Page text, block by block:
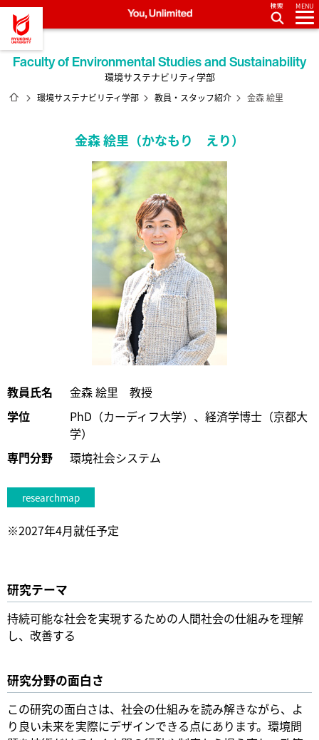
龍谷大学 You, Unlimited
MENU
Faculty of Environmental Studies and Sustainability
環境サステナビリティ学部
ホーム
環境サステナビリティ学部 教員・スタッフ紹介 金森 絵里
金森 絵里（かなもり えり）
教員氏名
金森 絵里 教授
学位
PhD（カーディフ大学）、経済学博士（京都大
学）
専門分野
環境社会システム
researchmap
※2027年4月就任予定
研究テーマ
持続可能な社会を実現するための人間社会の仕組みを理解
し、改善する
研究分野の面白さ
この研究の面白さは、社会の仕組みを読み解きながら、よ
り良い未来を実際にデザインできる点にあります。環境問